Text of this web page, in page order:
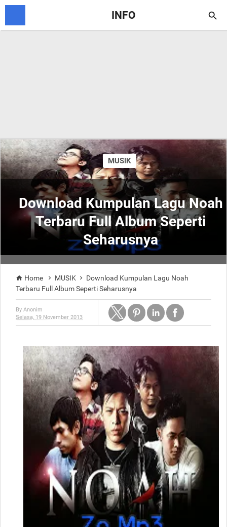
INFO 
Download Kumpulan Lagu Noah
Terbaru Full Album Seperti
Seharusnya
MUSIK
 Home  MUSIK 
Download Kumpulan Lagu Noah
Terbaru Full Album Seperti Seharusnya
By Anonim
Selasa, 19 November 2013